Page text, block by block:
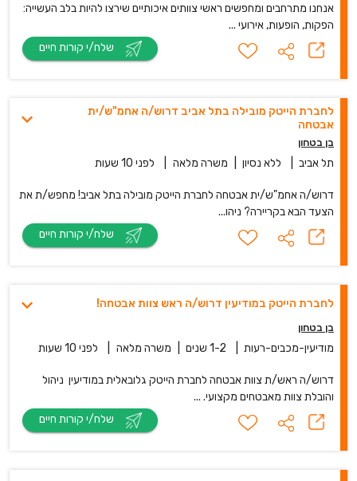
אנחנו מתרחבים ומחפשים ראשי צוותים איכותיים שירצו להיות בלב העשייה:
הפקות, הופעות, אירועי ...
לחברת הייטק מובילה בתל אביב דרוש/ה אחמ"ש/ית
אבטחה
בן בטחון
תל אביב ללא נסיון משרה מלאה לפני 10 שעות
דרוש/ה אחמ"ש/ית אבטחה לחברת הייטק מובילה בתל אביב! מחפש/ת את
הצעד הבא בקריירה? ניהו...
לחברת הייטק במודיעין דרוש/ה ראש צוות אבטחה!
בן בטחון
מודיעין-מכבים-רעות 1-2 שנים משרה מלאה לפני 10 שעות
דרוש/ה ראש/ת צוות אבטחה לחברת הייטק גלובאלית במודיעין ניהול
והובלת צוות מאבטחים מקצועי. ...